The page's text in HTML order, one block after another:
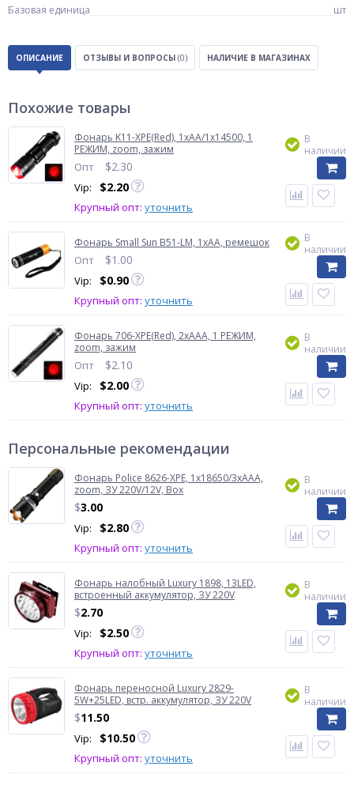
Базовая единица
шт
ОПИСАНИЕ ОТЗЫВЫ И ВОПРОСЫ (0) НАЛИЧИЕ В МАГАЗИНАХ
Похожие товары
Фонарь K11-XPE(Red), 1хАА/1x14500, 1
РЕЖИМ, zoom, зажим
Опт $2.30
Vip: $2.20
Крупный опт: уточнить
В
наличии
Фонарь Small Sun B51-LM, 1xAA, ремешок
Опт $1.00
Vip: $0.90
Крупный опт: уточнить
В
наличии
Фонарь 706-XPE(Red), 2хААА, 1 РЕЖИМ,
zoom, зажим
Опт $2.10
Vip: $2.00
Крупный опт: уточнить
В
наличии
Персональные рекомендации
Фонарь Police 8626-XPE, 1х18650/3xAAA,
zoom, ЗУ 220V/12V, Box
$3.00
Vip: $2.80
Крупный опт: уточнить
В
наличии
Фонарь налобный Luxury 1898, 13LED,
встроенный аккумулятор, ЗУ 220V
$2.70
Vip: $2.50
Крупный опт: уточнить
В
наличии
Фонарь переносной Luxury 2829-
5W+25LED, встр. аккумулятор, ЗУ 220V
$11.50
Vip: $10.50
Крупный опт: уточнить
В
наличии